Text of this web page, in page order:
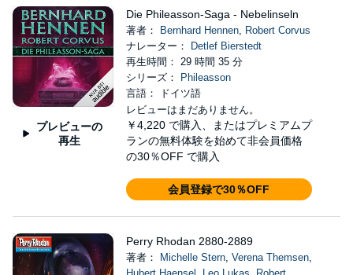
プレビューの
再生
Die Phileasson-Saga - Nebelinseln
著者： Bernhard Hennen, Robert Corvus
ナレーター：
Detlef Bierstedt
再生時間： 29 時間 35 分
シリーズ：
Phileasson
言語： ドイツ語
レビューはまだありません。
￥4,220 で購入、またはプレミアムプ
ランの無料体験を始めて非会員価格
の30％OFF で購入
会員登録で30％OFF
Perry Rhodan 2880-2889
著者： Michelle Stern, Verena Themsen,